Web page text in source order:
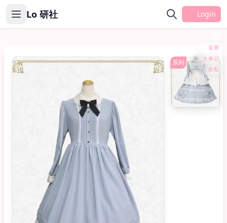
Lo 研社 Login
返图
大事记
搭配
OP 系列